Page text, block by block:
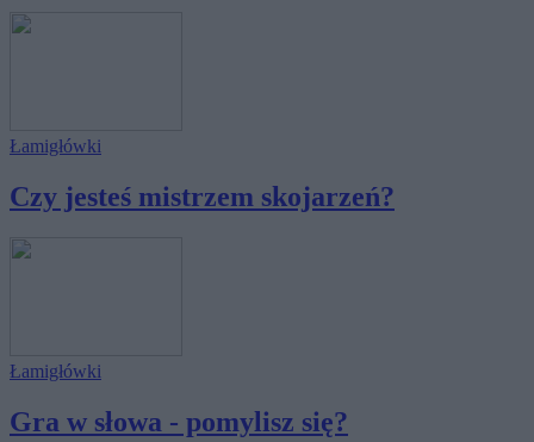
Łamigłówki
Czy jesteś mistrzem skojarzeń?
Łamigłówki
Gra w słowa - pomylisz się?